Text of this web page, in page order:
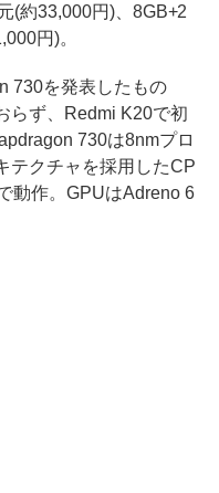
(約33,000円)、8GB+2
円)。
730を発表したもの
らず、Redmi K20で初
730は8nmプロ
テクチャを採用したCP
動作。GPUはAdreno 6